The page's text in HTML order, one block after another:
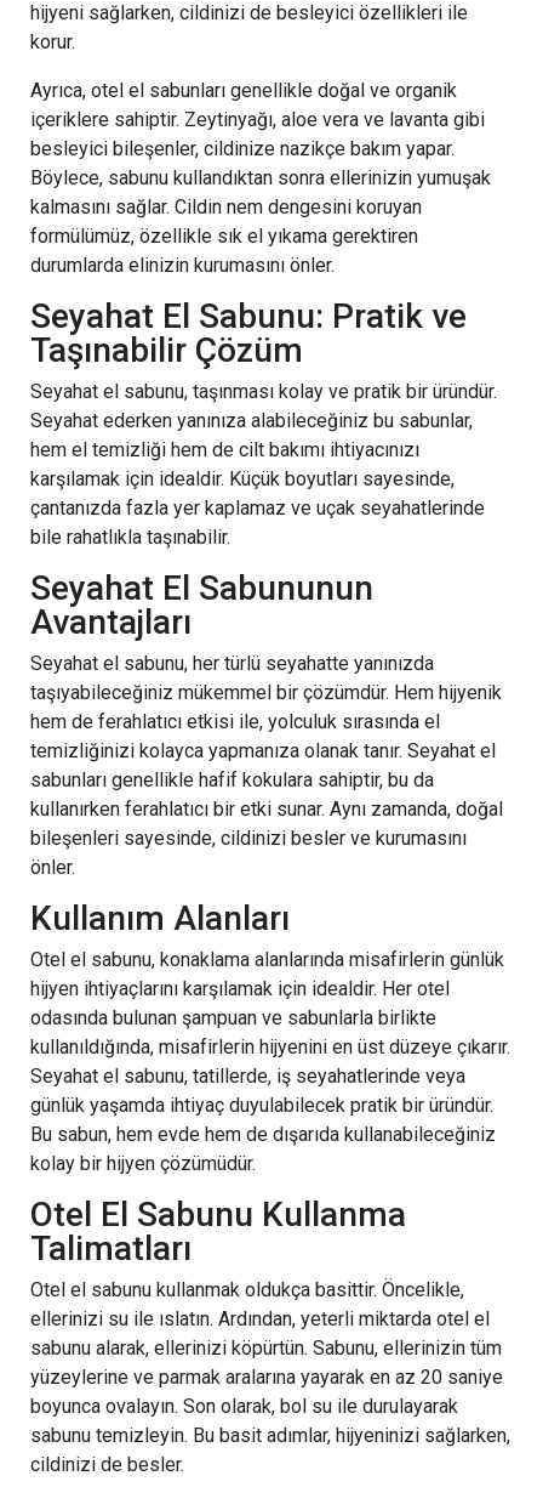
hijyeni sağlarken, cildinizi de besleyici özellikleri ile
korur.
Ayrıca, otel el sabunları genellikle doğal ve organik
içeriklere sahiptir. Zeytinyağı, aloe vera ve lavanta gibi
besleyici bileşenler, cildinize nazikçe bakım yapar.
Böylece, sabunu kullandıktan sonra ellerinizin yumuşak
kalmasını sağlar. Cildin nem dengesini koruyan
formülümüz, özellikle sık el yıkama gerektiren
durumlarda elinizin kurumasını önler.
Seyahat El Sabunu: Pratik ve
Taşınabilir Çözüm
Seyahat el sabunu, taşınması kolay ve pratik bir üründür.
Seyahat ederken yanınıza alabileceğiniz bu sabunlar,
hem el temizliği hem de cilt bakımı ihtiyacınızı
karşılamak için idealdir. Küçük boyutları sayesinde,
çantanızda fazla yer kaplamaz ve uçak seyahatlerinde
bile rahatlıkla taşınabilir.
Seyahat El Sabununun
Avantajları
Seyahat el sabunu, her türlü seyahatte yanınızda
taşıyabileceğiniz mükemmel bir çözümdür. Hem hijyenik
hem de ferahlatıcı etkisi ile, yolculuk sırasında el
temizliğinizi kolayca yapmanıza olanak tanır. Seyahat el
sabunları genellikle hafif kokulara sahiptir, bu da
kullanırken ferahlatıcı bir etki sunar. Aynı zamanda, doğal
bileşenleri sayesinde, cildinizi besler ve kurumasını
önler.
Kullanım Alanları
Otel el sabunu, konaklama alanlarında misafirlerin günlük
hijyen ihtiyaçlarını karşılamak için idealdir. Her otel
odasında bulunan şampuan ve sabunlarla birlikte
kullanıldığında, misafirlerin hijyenini en üst düzeye çıkarır.
Seyahat el sabunu, tatillerde, iş seyahatlerinde veya
günlük yaşamda ihtiyaç duyulabilecek pratik bir üründür.
Bu sabun, hem evde hem de dışarıda kullanabileceğiniz
kolay bir hijyen çözümüdür.
Otel El Sabunu Kullanma
Talimatları
Otel el sabunu kullanmak oldukça basittir. Öncelikle,
ellerinizi su ile ıslatın. Ardından, yeterli miktarda otel el
sabunu alarak, ellerinizi köpürtün. Sabunu, ellerinizin tüm
yüzeylerine ve parmak aralarına yayarak en az 20 saniye
boyunca ovalayın. Son olarak, bol su ile durulayarak
sabunu temizleyin. Bu basit adımlar, hijyeninizi sağlarken,
cildinizi de besler.